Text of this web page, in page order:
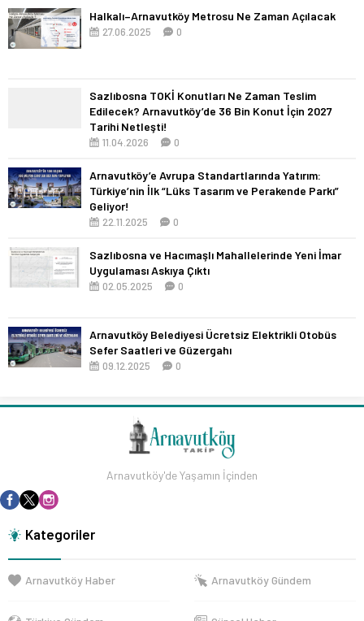
Halkalı–Arnavutköy Metrosu Ne Zaman Açılacak
27.06.2025 0
Sazlıbosna TOKİ Konutları Ne Zaman Teslim
Edilecek? Arnavutköy’de 36 Bin Konut İçin 2027
Tarihi Netleşti!
11.04.2026 0
Arnavutköy’e Avrupa Standartlarında Yatırım:
Türkiye’nin İlk “Lüks Tasarım ve Perakende Parkı”
Geliyor!
22.11.2025 0
Sazlıbosna ve Hacımaşlı Mahallelerinde Yeni İmar
Uygulaması Askıya Çıktı
02.05.2025 0
Arnavutköy Belediyesi Ücretsiz Elektrikli Otobüs
Sefer Saatleri ve Güzergahı
09.12.2025 0
Arnavutköy'de Yaşamın İçinden
Kategoriler
Arnavutköy Haber Arnavutköy Gündem